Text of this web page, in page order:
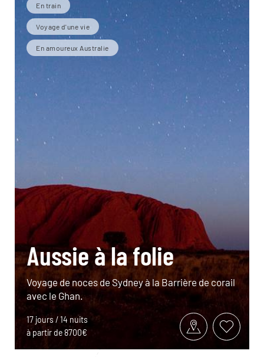
En train
Voyage d'une vie
En amoureux Australie
Aussie à la folie
Voyage de noces de Sydney à la Barrière de corail
avec le Ghan.
17 jours / 14 nuits
à partir de 8700€